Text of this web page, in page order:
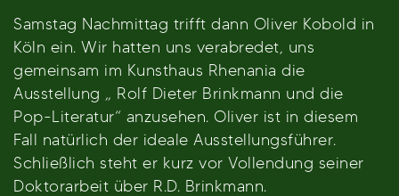
Samstag Nachmittag trifft dann Oliver Kobold in
Köln ein. Wir hatten uns verabredet, uns
gemeinsam im Kunsthaus Rhenania die
Ausstellung „ Rolf Dieter Brinkmann und die
Pop-Literatur“ anzusehen. Oliver ist in diesem
Fall natürlich der ideale Ausstellungsführer.
Schließlich steht er kurz vor Vollendung seiner
Doktorarbeit über R.D. Brinkmann.